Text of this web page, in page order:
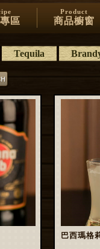
區
Product
商品櫥窗
Tequila
巴西瑪